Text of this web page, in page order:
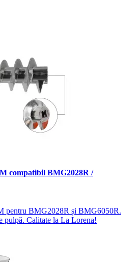
compatibil BMG2028R /
pentru BMG2028R și BMG6050R.
pulpă. Calitate la La Lorena!